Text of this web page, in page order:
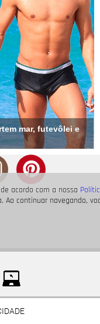
acordo com a nossa
Ao continuar navegando,
mar, futevôlei e